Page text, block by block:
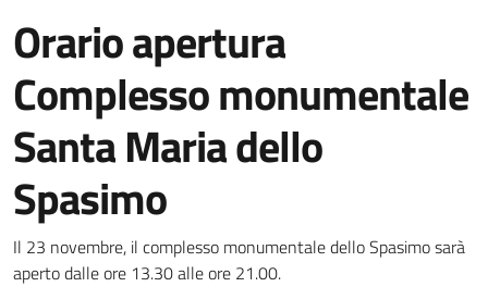
Orario apertura
Complesso monumentale
Santa Maria dello
Spasimo
Dettagli della notizia
Il 23 novembre, il complesso monumentale dello Spasimo sarà
aperto dalle ore 13.30 alle ore 21.00.